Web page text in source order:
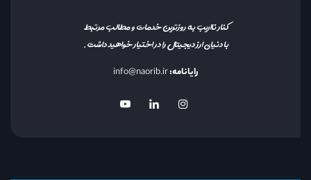
کنار نااریب به روزترین خدمات و مطالب مرتبط
با دنیای ارز دیجیتال را در اختیار خواهید داشت.
رایانامه:info@naorib.ir